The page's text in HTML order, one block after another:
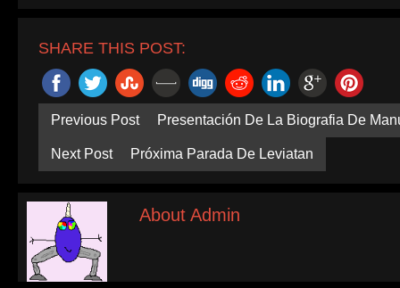
SHARE THIS POST:
Previous Post Presentación De La Biografia De
Next Post Próxima Parada De Leviatan
About Admin